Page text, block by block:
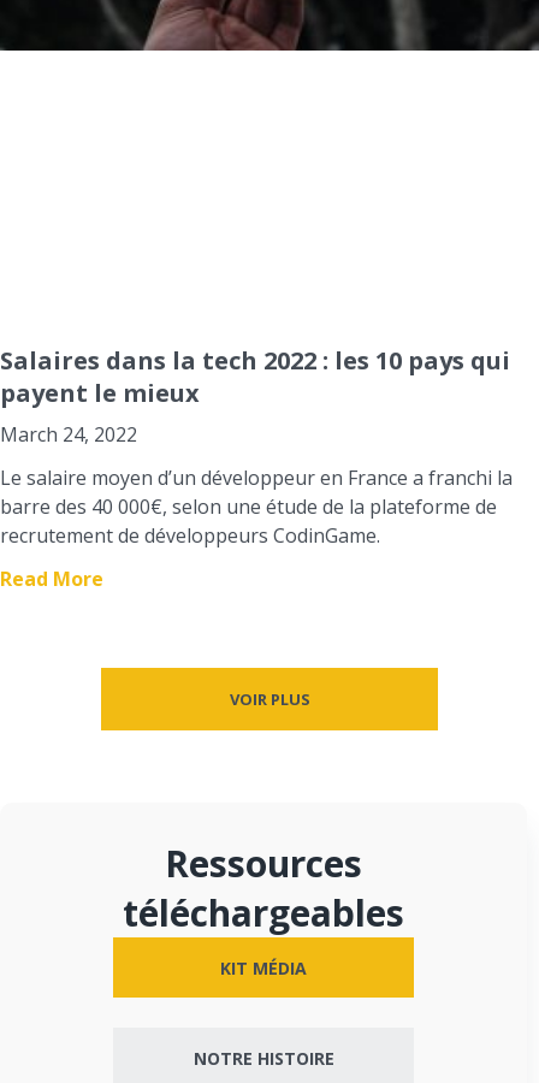
Salaires dans la tech 2022 : les 10 pays qui
payent le mieux
March 24, 2022
Le salaire moyen d’un développeur en France a franchi la
barre des 40 000€, selon une étude de la plateforme de
recrutement de développeurs CodinGame.
Read More
VOIR PLUS
Ressources
téléchargeables
KIT MÉDIA
NOTRE HISTOIRE